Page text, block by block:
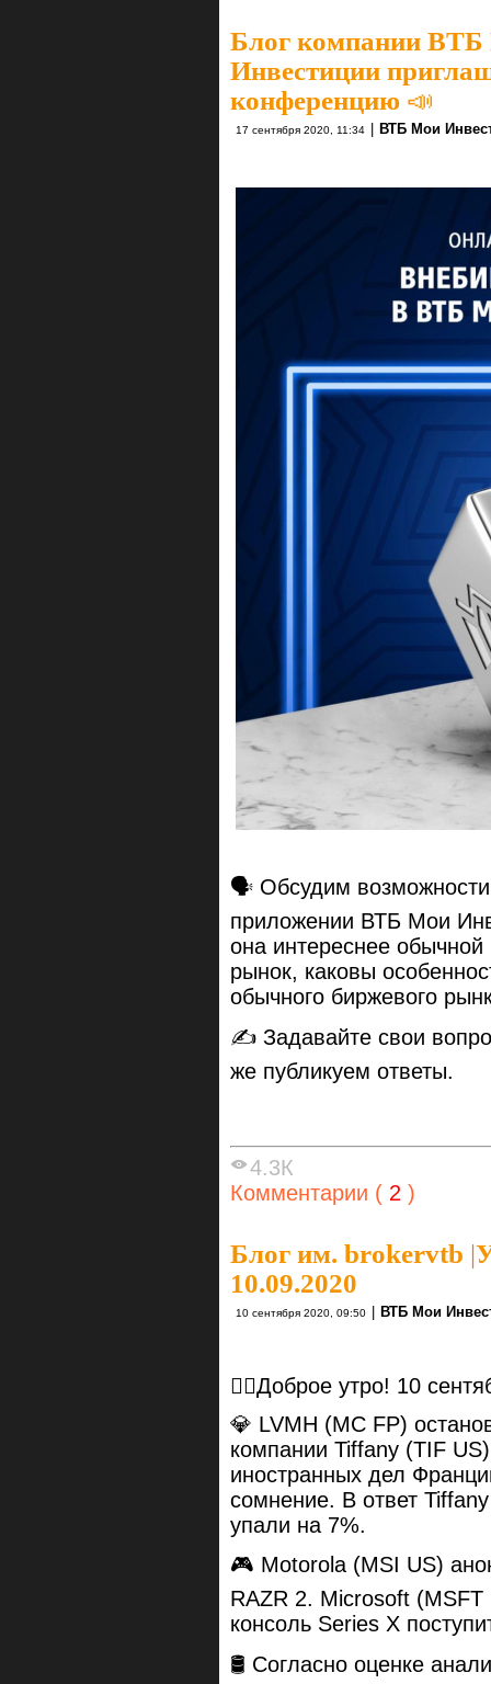
Блог компании
Инвестиции
конференцию 📣
17 сентября 2020, 11:34 ВТБ Мои
🗣 Обсудим
приложении ВТБ Мои
она интереснее
рынок, каковы
обычного биржевого
✍️ Задавайте свои
же публикуем ответы.
4.3К
Комментарии ( 2 )
Блог им. brokervtb |
10.09.2020
10 сентября 2020, 09:50 | ВТБ Мои
🙋‍♂️Доброе утро! 10
💎 LVMH (MC FP)
компании Tiffany (TIF
иностранных дел
сомнение. В ответ
упали на 7%.
🎮 Motorola (MSI US)
RAZR 2. Microsoft (MSFT
консоль Series X
🛢 Согласно оценке